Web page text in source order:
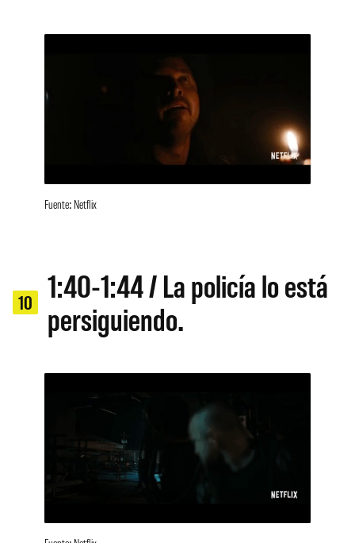
Fuente: Netflix
10
1:40-1:44 / La policía lo está
persiguiendo.